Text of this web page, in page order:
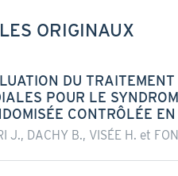
ORIGINAUX
DU
POUR LE
CONTRÔLÉE
J., DACHY B., VISÉE H. et